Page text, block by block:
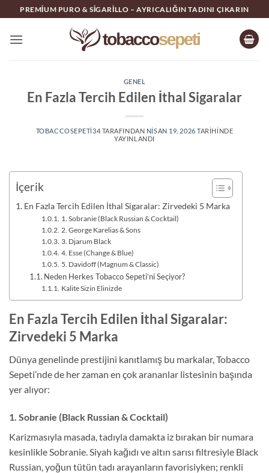
İçeriğe
atla
PREMIUM PURO & SIGARILLO – AYRICALIĞIN TADINI ÇIKARIN
GENEL
En Fazla Tercih Edilen İthal Sigaralar
TOBACCOSEPETI34TARAFINDAN NISAN 19, 2026 TARIHINDE
YAYINLANDI
İçerik
En Fazla Tercih Edilen İthal Sigaralar: Zirvedeki 5 Marka
1. Sobranie (Black Russian & Cocktail)
2. George Karelias & Sons
3. Djarum Black
4. Esse (Change & Blue)
5. Davidoff (Magnum & Classic)
Neden Herkes Tobacco Sepeti’ni Seçiyor?
Kalite Sizin Elinizde
En Fazla Tercih Edilen İthal Sigaralar:
Zirvedeki 5 Marka
Dünya genelinde prestijini kanıtlamış bu markalar, Tobacco
Sepeti’nde de her zaman en çok arananlar listesinin başında
yer alıyor:
1. Sobranie (Black Russian & Cocktail)
Karizmasıyla masada, tadıyla damakta iz bırakan bir numara
kesinlikle Sobranie. Siyah kağıdı ve altın sarısı filtresiyle Black
Russian, yoğun tütün tadı arayanların favorisiyken; renkli